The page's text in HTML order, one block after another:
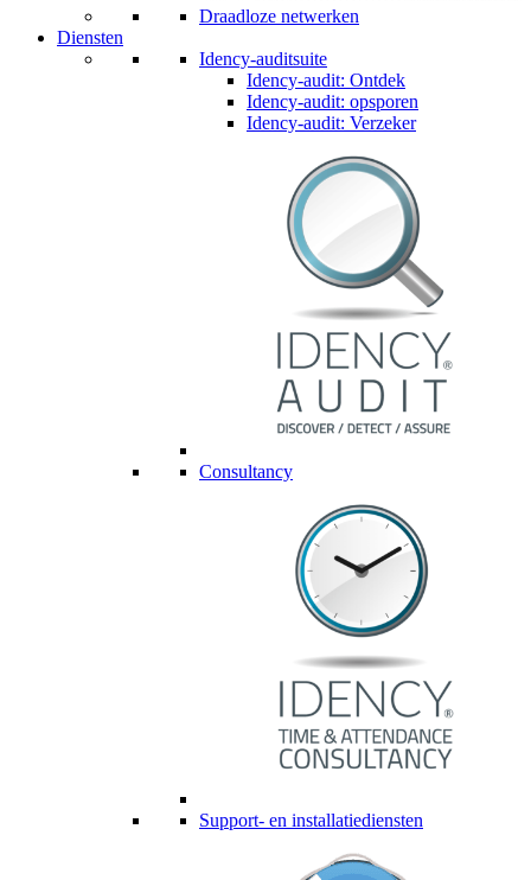
Draadloze netwerken
Diensten
Idency-auditsuite
Idency-audit: Ontdek
Idency-audit: opsporen
Idency-audit: Verzeker
Consultancy
Support- en installatiediensten